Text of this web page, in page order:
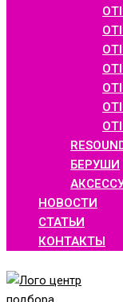
БЕРУШИ
НОВОСТИ
СТАТЬИ
КОНТАКТЫ